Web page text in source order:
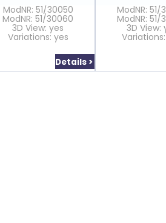
ModNR: 51/30050
ModNR: 51/30060
3D View: yes
Variations: yes
Details >
ModNR: 51/
ModNR: 51/
3D View: